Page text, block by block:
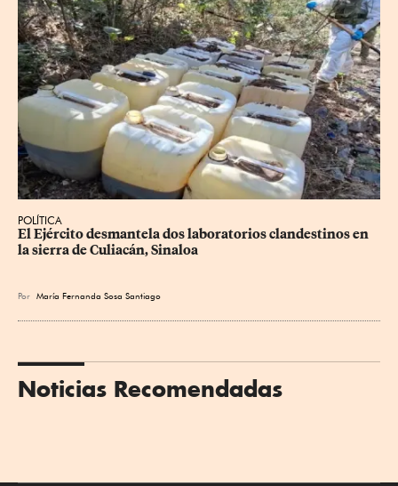
POLÍTICA
El Ejército desmantela dos laboratorios clandestinos en
la sierra de Culiacán, Sinaloa
Por María Fernanda Sosa Santiago
Noticias Recomendadas